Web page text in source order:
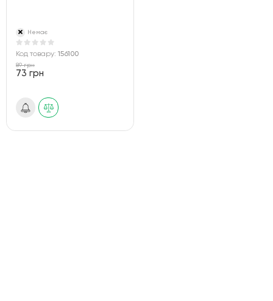
Немає
Код товару: 156100
89 грн
73 грн